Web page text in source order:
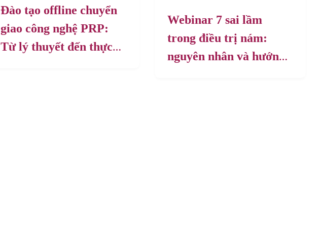
Đào tạo offline chuyển
giao công nghệ PRP:
Từ lý thuyết đến thực
Webinar 7 sai lầm
trong điều trị nám:
nguyên nhân và hướng